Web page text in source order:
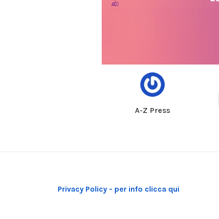
A-Z Press
Privacy Policy - per info clicca qui